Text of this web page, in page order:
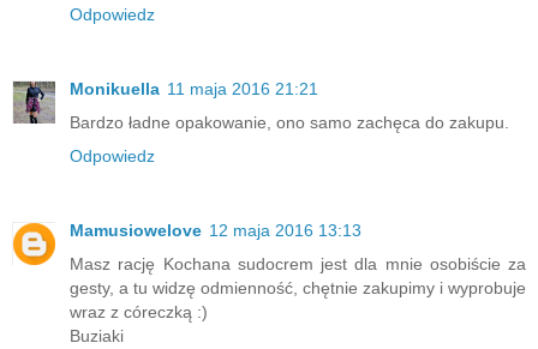
Odpowiedz
Monikuella 11 maja 2016 21:21
Bardzo ładne opakowanie, ono samo zachęca do zakupu.
Odpowiedz
Mamusiowelove 12 maja 2016 13:13
Masz rację Kochana sudocrem jest dla mnie osobiście za
gesty, a tu widzę odmienność, chętnie zakupimy i wyprobuje
wraz z córeczką :)
Buziaki